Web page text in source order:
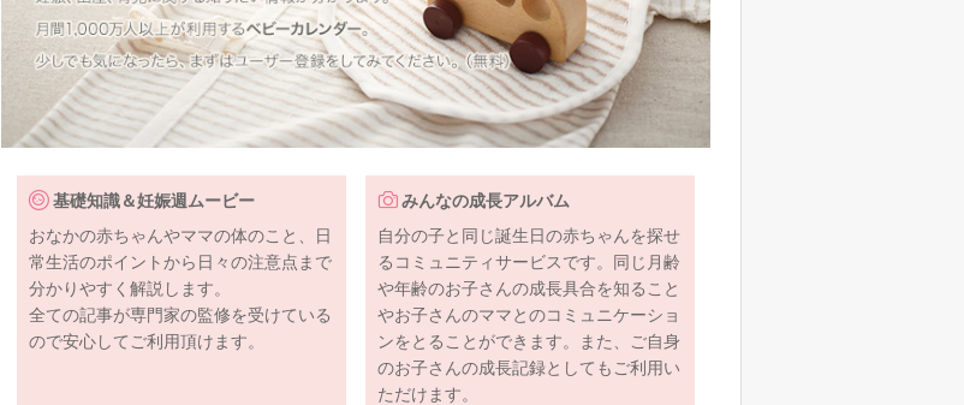
基礎知識＆妊娠週ムービー
おなかの赤ちゃんやママの体のこと、日
常生活のポイントから日々の注意点まで
分かりやすく解説します。
全ての記事が専門家の監修を受けている
ので安心してご利用頂けます。
みんなの成長アルバム
自分の子と同じ誕生日の赤ちゃんを探せ
るコミュニティサービスです。同じ月齢
や年齢のお子さんの成長具合を知ること
やお子さんのママとのコミュニケーショ
ンをとることができます。また、ご自身
のお子さんの成長記録としてもご利用い
ただけます。